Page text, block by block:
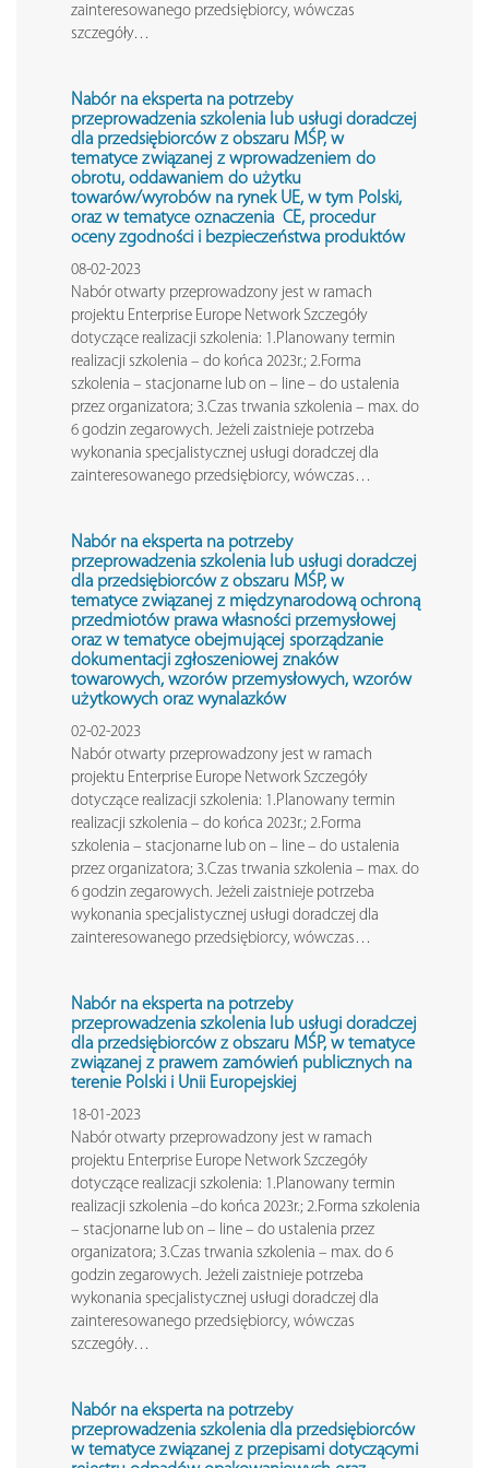
zainteresowanego przedsiębiorcy, wówczas
szczegóły…
Nabór na eksperta na potrzeby
przeprowadzenia szkolenia lub usługi doradczej
dla przedsiębiorców z obszaru MŚP, w
tematyce związanej z wprowadzeniem do
obrotu, oddawaniem do użytku
towarów/wyrobów na rynek UE, w tym Polski,
oraz w tematyce oznaczenia CE, procedur
oceny zgodności i bezpieczeństwa produktów
08-02-2023
Nabór otwarty przeprowadzony jest w ramach
projektu Enterprise Europe Network Szczegóły
dotyczące realizacji szkolenia: 1.Planowany termin
realizacji szkolenia – do końca 2023r.; 2.Forma
szkolenia – stacjonarne lub on – line – do ustalenia
przez organizatora; 3.Czas trwania szkolenia – max. do
6 godzin zegarowych. Jeżeli zaistnieje potrzeba
wykonania specjalistycznej usługi doradczej dla
zainteresowanego przedsiębiorcy, wówczas…
Nabór na eksperta na potrzeby
przeprowadzenia szkolenia lub usługi doradczej
dla przedsiębiorców z obszaru MŚP, w
tematyce związanej z międzynarodową ochroną
przedmiotów prawa własności przemysłowej
oraz w tematyce obejmującej sporządzanie
dokumentacji zgłoszeniowej znaków
towarowych, wzorów przemysłowych, wzorów
użytkowych oraz wynalazków
02-02-2023
Nabór otwarty przeprowadzony jest w ramach
projektu Enterprise Europe Network Szczegóły
dotyczące realizacji szkolenia: 1.Planowany termin
realizacji szkolenia – do końca 2023r.; 2.Forma
szkolenia – stacjonarne lub on – line – do ustalenia
przez organizatora; 3.Czas trwania szkolenia – max. do
6 godzin zegarowych. Jeżeli zaistnieje potrzeba
wykonania specjalistycznej usługi doradczej dla
zainteresowanego przedsiębiorcy, wówczas…
Nabór na eksperta na potrzeby
przeprowadzenia szkolenia lub usługi doradczej
dla przedsiębiorców z obszaru MŚP, w tematyce
związanej z prawem zamówień publicznych na
terenie Polski i Unii Europejskiej
18-01-2023
Nabór otwarty przeprowadzony jest w ramach
projektu Enterprise Europe Network Szczegóły
dotyczące realizacji szkolenia: 1.Planowany termin
realizacji szkolenia –do końca 2023r.; 2.Forma szkolenia
– stacjonarne lub on – line – do ustalenia przez
organizatora; 3.Czas trwania szkolenia – max. do 6
godzin zegarowych. Jeżeli zaistnieje potrzeba
wykonania specjalistycznej usługi doradczej dla
zainteresowanego przedsiębiorcy, wówczas
szczegóły…
Nabór na eksperta na potrzeby
przeprowadzenia szkolenia dla przedsiębiorców
w tematyce związanej z przepisami dotyczącymi